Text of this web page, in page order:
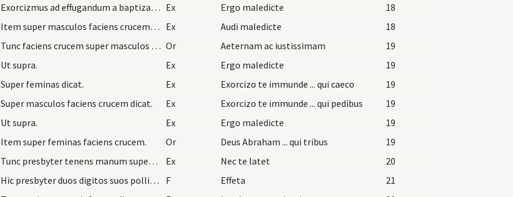
Exorcizmus ad effugandum a baptizandis inimicum d… Ex Ergo maledicte
18
Item super masculos faciens crucem et dicat. Ex Audi maledicte
18
Tunc faciens crucem super masculos et feminas dic… Or Aeternam ac iustissimam
19
Ut supra. Ex Ergo maledicte
19
Super feminas dicat. Ex Exorcizo te immunde ... qui caeco
19
Super masculos faciens crucem dicat. Ex Exorcizo te immunde ... qui pedibus
19
Ut supra. Ex Ergo maledicte
19
Item super feminas faciens crucem. Or Deus Abraham ... qui tribus
19
Tunc presbyter tenens manum super capita infantes… Ex Nec te latet
20
Hic presbyter duos digitos suos pollicem et indic… F Effeta
21